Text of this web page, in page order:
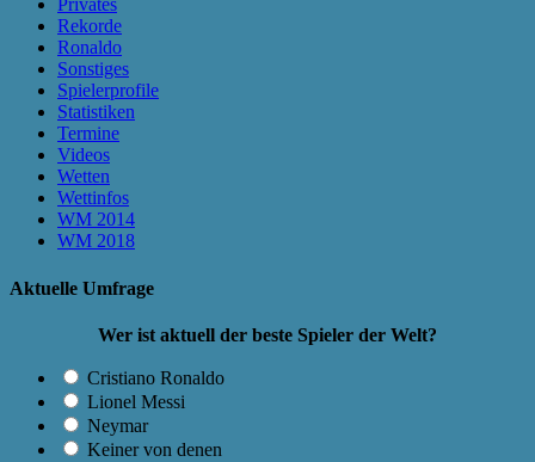
Privates
Rekorde
Ronaldo
Sonstiges
Spielerprofile
Statistiken
Termine
Videos
Wetten
Wettinfos
WM 2014
WM 2018
Aktuelle Umfrage
Wer ist aktuell der beste Spieler der Welt?
Cristiano Ronaldo
Lionel Messi
Neymar
Keiner von denen